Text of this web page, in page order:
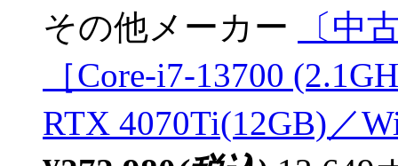
その他メーカー
〔中
［Core-i7-13700
RTX 4070Ti(12GB)／